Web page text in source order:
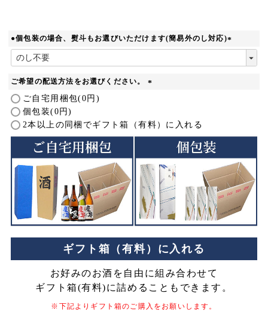
●個包装の場合、熨斗もお選びいただけます(簡易外のし対応)
必
ご希望の配送方法をお選びください。
須
)
ご自宅用梱包(0円)
個包装(0円)
2本以上の同梱でギフト箱（有料）に入れる
ギフト箱（有料）に入れる
お好みのお酒を自由に組み合わせて
ギフト箱(有料)に詰めることもできます。
※下記よりギフト箱のご購入をお願いします。